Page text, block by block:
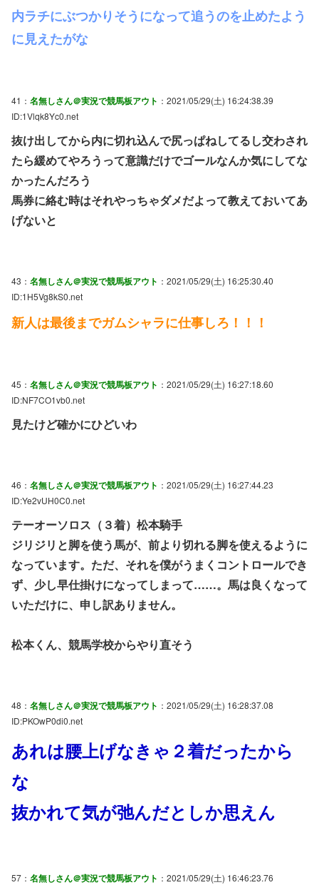
内ラチにぶつかりそうになって追うのを止めたよう
に見えたがな
41： 名無しさん＠実況で競馬板アウト ：2021/05/29(土) 16:24:38.39
ID:1Vlqk8Yc0.net
抜け出してから内に切れ込んで尻っぱねしてるし交わされ
たら緩めてやろうって意識だけでゴールなんか気にしてな
かったんだろう
馬券に絡む時はそれやっちゃダメだよって教えておいてあ
げないと
43： 名無しさん＠実況で競馬板アウト ：2021/05/29(土) 16:25:30.40
ID:1H5Vg8kS0.net
新人は最後までガムシャラに仕事しろ！！！
45： 名無しさん＠実況で競馬板アウト ：2021/05/29(土) 16:27:18.60
ID:NF7CO1vb0.net
見たけど確かにひどいわ
46： 名無しさん＠実況で競馬板アウト ：2021/05/29(土) 16:27:44.23
ID:Ye2vUH0C0.net
テーオーソロス（３着）松本騎手
ジリジリと脚を使う馬が、前より切れる脚を使えるように
なっています。ただ、それを僕がうまくコントロールでき
ず、少し早仕掛けになってしまって……。馬は良くなって
いただけに、申し訳ありません。
松本くん、競馬学校からやり直そう
48： 名無しさん＠実況で競馬板アウト ：2021/05/29(土) 16:28:37.08
ID:PKOwP0di0.net
あれは腰上げなきゃ２着だったから
な
抜かれて気が弛んだとしか思えん
57： 名無しさん＠実況で競馬板アウト ：2021/05/29(土) 16:46:23.76